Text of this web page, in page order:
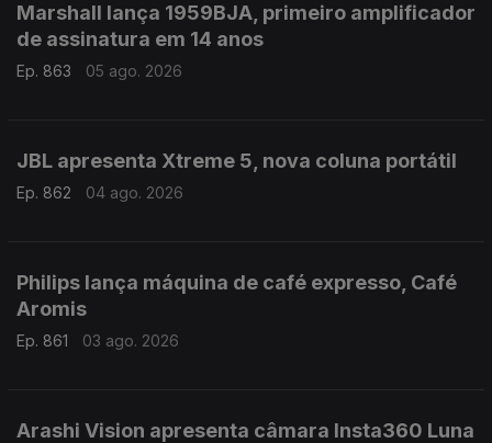
Marshall lança 1959BJA, primeiro amplificador
de assinatura em 14 anos
Ep. 863 05 ago. 2026
JBL apresenta Xtreme 5, nova coluna portátil
Ep. 862 04 ago. 2026
Philips lança máquina de café expresso, Café
Aromis
Ep. 861 03 ago. 2026
Arashi Vision apresenta câmara Insta360 Luna